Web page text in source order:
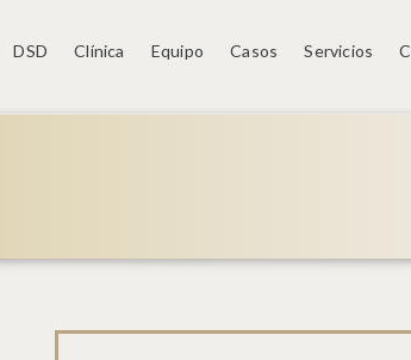
DSD Clínica Equipo Casos Servicios